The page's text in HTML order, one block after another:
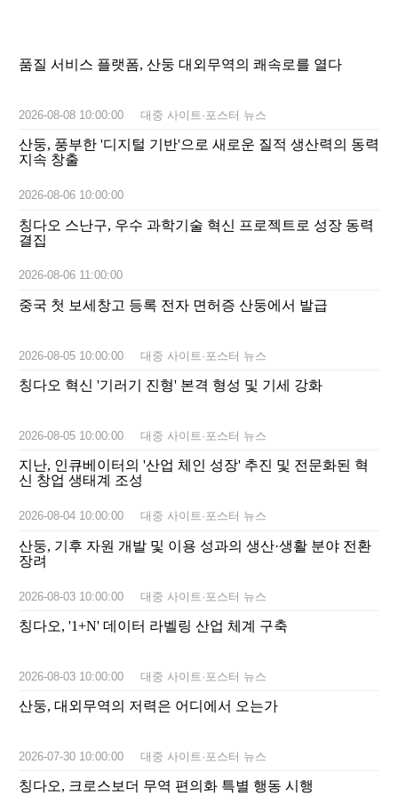
품질 서비스 플랫폼, 산둥 대외무역의 쾌속로를 열다
2026-08-08 10:00:00 대중 사이트·포스터 뉴스
산둥, 풍부한 '디지털 기반'으로 새로운 질적 생산력의 동력
지속 창출
2026-08-06 10:00:00
칭다오 스난구, 우수 과학기술 혁신 프로젝트로 성장 동력
결집
2026-08-06 11:00:00
중국 첫 보세창고 등록 전자 면허증 산둥에서 발급
2026-08-05 10:00:00 대중 사이트·포스터 뉴스
칭다오 혁신 '기러기 진형' 본격 형성 및 기세 강화
2026-08-05 10:00:00 대중 사이트·포스터 뉴스
지난, 인큐베이터의 '산업 체인 성장' 추진 및 전문화된 혁
신 창업 생태계 조성
2026-08-04 10:00:00 대중 사이트·포스터 뉴스
산둥, 기후 자원 개발 및 이용 성과의 생산·생활 분야 전환
장려
2026-08-03 10:00:00 대중 사이트·포스터 뉴스
칭다오, '1+N' 데이터 라벨링 산업 체계 구축
2026-08-03 10:00:00 대중 사이트·포스터 뉴스
산둥, 대외무역의 저력은 어디에서 오는가
2026-07-30 10:00:00 대중 사이트·포스터 뉴스
칭다오, 크로스보더 무역 편의화 특별 행동 시행